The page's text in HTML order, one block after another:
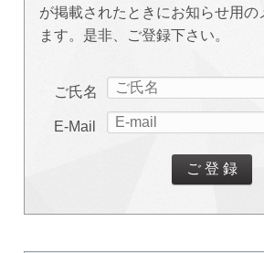
が掲載されたときにお知らせ用の
ます。是非、ご登録下さい。
ご氏名
E-Mail